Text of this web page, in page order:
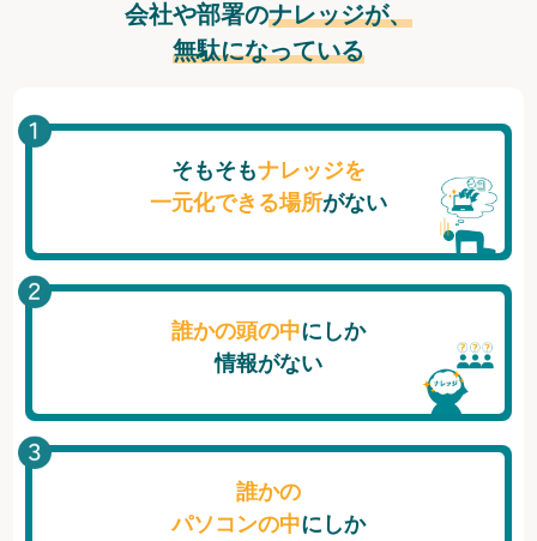
会社や部署のナレッジが、
無駄になっている
そもそもナレッジを
一元化できる場所がない
誰かの頭の中にしか
情報がない
誰かの
パソコンの中にしか